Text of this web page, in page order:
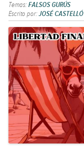
Temas:FALSOS GURÚS
Escrito por:JOSÉ CASTELLÓ